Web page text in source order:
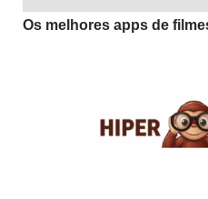
Os melhores apps de